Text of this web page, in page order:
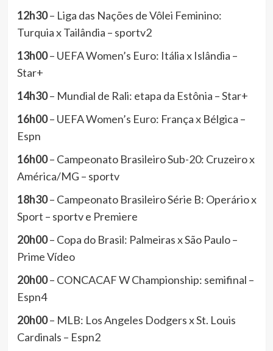
12h30– Liga das Nações de Vôlei Feminino:
Turquia x Tailândia – sportv2
13h00– UEFA Women’s Euro: Itália x Islândia –
Star+
14h30– Mundial de Rali: etapa da Estônia – Star+
16h00– UEFA Women’s Euro: França x Bélgica –
Espn
16h00– Campeonato Brasileiro Sub-20: Cruzeiro x
América/MG – sportv
18h30– Campeonato Brasileiro Série B: Operário x
Sport – sportv e Premiere
20h00– Copa do Brasil: Palmeiras x São Paulo –
Prime Vídeo
20h00– CONCACAF W Championship: semifinal –
Espn4
20h00– MLB: Los Angeles Dodgers x St. Louis
Cardinals – Espn2